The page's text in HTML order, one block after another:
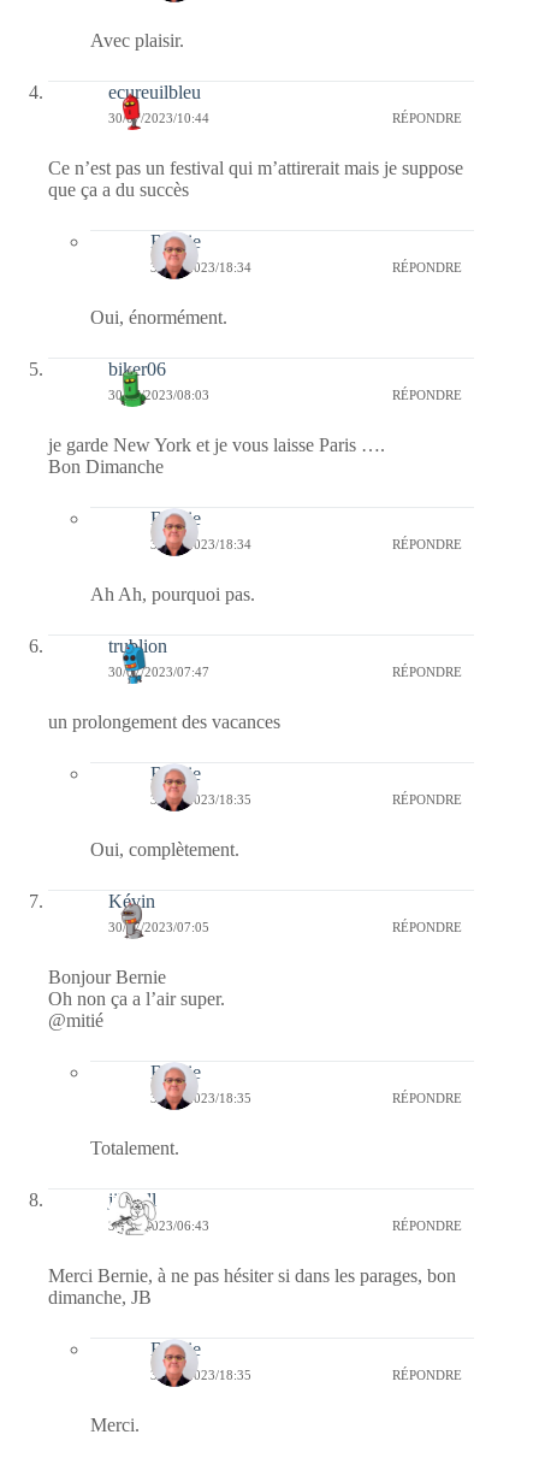
Avec plaisir.
ecureuilbleu
30/07/2023/10:44 RÉPONDRE
Ce n’est pas un festival qui m’attirerait mais je suppose
que ça a du succès
Bernie
30/07/2023/18:34 RÉPONDRE
Oui, énormément.
biker06
30/07/2023/08:03 RÉPONDRE
je garde New York et je vous laisse Paris ….
Bon Dimanche
Bernie
30/07/2023/18:34 RÉPONDRE
Ah Ah, pourquoi pas.
trublion
30/07/2023/07:47 RÉPONDRE
un prolongement des vacances
Bernie
30/07/2023/18:35 RÉPONDRE
Oui, complètement.
Kévin
30/07/2023/07:05 RÉPONDRE
Bonjour Bernie
Oh non ça a l’air super.
@mitié
Bernie
30/07/2023/18:35 RÉPONDRE
Totalement.
jill bill
30/07/2023/06:43 RÉPONDRE
Merci Bernie, à ne pas hésiter si dans les parages, bon
dimanche, JB
Bernie
30/07/2023/18:35 RÉPONDRE
Merci.